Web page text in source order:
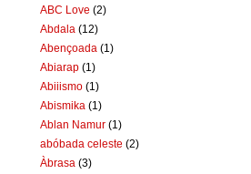
ABC Love (2)
Abdala (12)
Abençoada (1)
Abiarap (1)
Abiiismo (1)
Abismika (1)
Ablan Namur (1)
abóbada celeste (2)
Àbrasa (3)